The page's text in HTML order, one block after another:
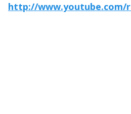
http://www.youtube.com/